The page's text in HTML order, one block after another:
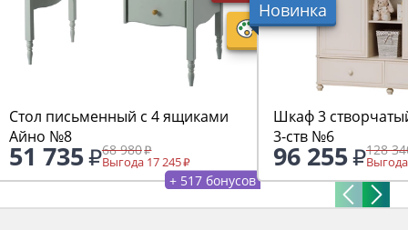
Стол письменный с 4 ящиками
Айно №8
51 735 68 980
Выгода 17 245
+ 517 бонусов
Новинка
Шкаф 3
3-ств №6
96 255 128